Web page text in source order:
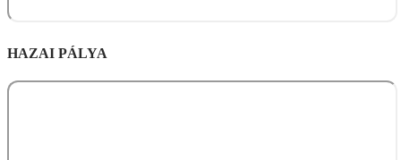
HAZAI PÁLYA